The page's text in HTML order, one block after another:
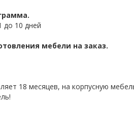
до 10 дней
мебели на заказ.
18 месяцев, на корпусную